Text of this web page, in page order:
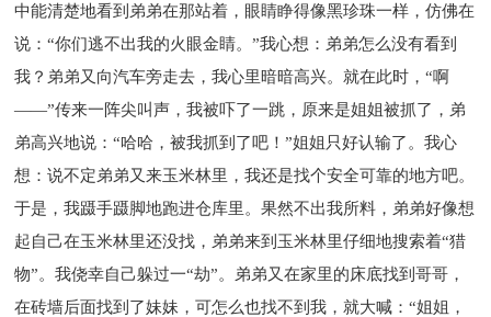
中能清楚地看到弟弟在那站着，眼睛睁得像黑珍珠一样，仿佛在
说：“你们逃不出我的火眼金睛。”我心想：弟弟怎么没有看到
我？弟弟又向汽车旁走去，我心里暗暗高兴。就在此时，“啊
——”传来一阵尖叫声，我被吓了一跳，原来是姐姐被抓了，弟
弟高兴地说：“哈哈，被我抓到了吧！”姐姐只好认输了。我心
想：说不定弟弟又来玉米林里，我还是找个安全可靠的地方吧。
于是，我蹑手蹑脚地跑进仓库里。果然不出我所料，弟弟好像想
起自己在玉米林里还没找，弟弟来到玉米林里仔细地搜索着“猎
物”。我侥幸自己躲过一“劫”。弟弟又在家里的床底找到哥哥，
在砖墙后面找到了妹妹，可怎么也找不到我，就大喊：“姐姐，